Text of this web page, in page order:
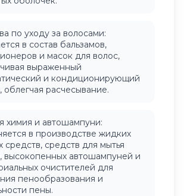
по уходу за волосами:
в состав бальзамов,
и масок для волос,
выраженный
и кондиционирующий
облегчая расчесывание.
химия и автошампуни:
в производстве жидких
средств для мытья
высокопенных автошампуней и
очистителей для
пенообразования и
пены.